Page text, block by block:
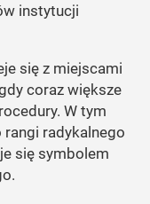
instytucji
się z miejscami
coraz większe
W tym
rangi radykalnego
się symbolem